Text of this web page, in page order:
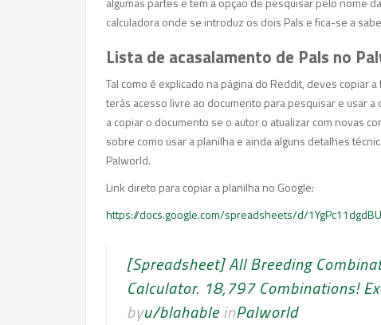
calculadora onde se introduz os dois Pals e fica-se a
Lista de acasalamento de Pals no
Tal como é explicado na página do Reddit, deves copiar
terás acesso livre ao documento para pesquisar e usar
a copiar o documento se o autor o atualizar com novas
sobre como usar a planilha e ainda alguns detalhes
Palworld.
Link direto para copiar a planilha no Google:
https://docs.google.com/spreadsheets/d/
[Spreadsheet] All Breeding
Calculator. 18,797 Combinations!
byu/blahableinPalworld